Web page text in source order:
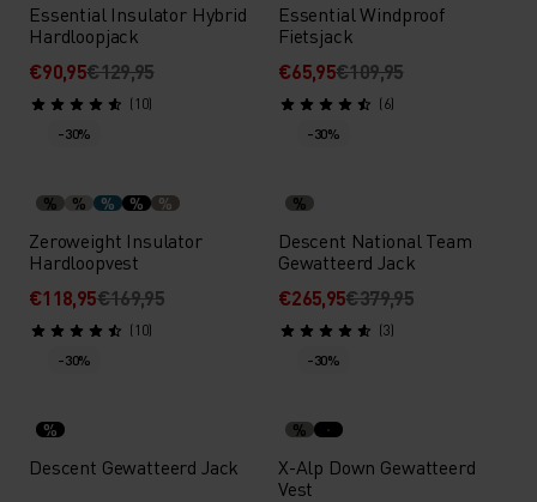
Essential Insulator Hybrid
Hardloopjack
€90,95€129,95
(10)
Essential Windproof
Fietsjack
€65,95€109,95
(6)
-30%
% % % % %
Zeroweight Insulator
Hardloopvest
€118,95€169,95
(10)
-30%
%
Descent National Team
Gewatteerd Jack
€265,95€379,95
(3)
-30%
%
Descent Gewatteerd Jack
-30%
%
X-Alp Down Gewatteerd
Vest